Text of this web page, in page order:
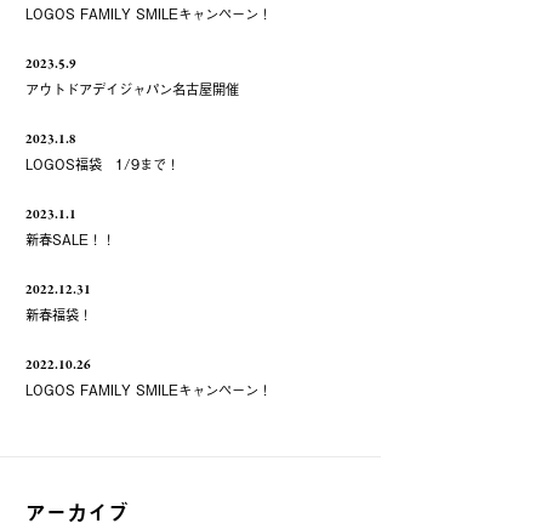
LOGOS FAMILY SMILEキャンペーン！
2023.5.9
アウトドアデイジャパン名古屋開催
2023.1.8
LOGOS福袋 1/9まで！
2023.1.1
新春SALE！！
2022.12.31
新春福袋！
2022.10.26
LOGOS FAMILY SMILEキャンペーン！
アーカイブ